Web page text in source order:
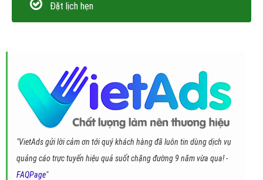
Đặt lịch hẹn
"VietAds gửi lời cảm ơn tới quý khách hàng đã luôn tin dùng dịch vụ
quảng cáo trực tuyến hiệu quả suốt chặng đường 9 năm vừa qua! -
FAQPage"